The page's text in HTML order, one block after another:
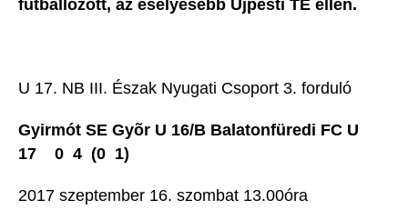
futballozott, az esélyesebb Újpesti TE ellen.
U 17. NB III. Észak Nyugati Csoport 3. forduló
Gyirmót SE Gyõr U 16/B Balatonfüredi FC U
17 0  4 (0  1)
2017 szeptember 16. szombat 13.00óra